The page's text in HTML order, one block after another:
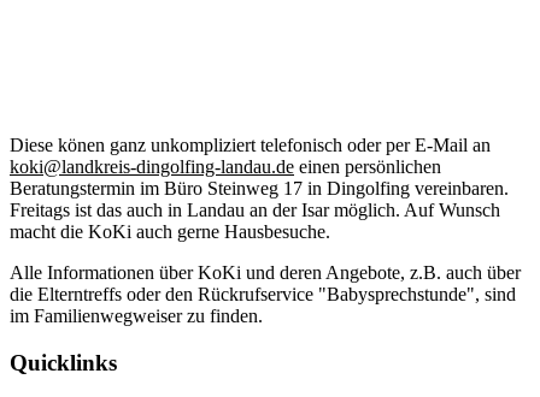
Diese könen ganz unkompliziert telefonisch oder per E-Mail an
koki@landkreis-dingolfing-landau.de einen persönlichen
Beratungstermin im Büro Steinweg 17 in Dingolfing vereinbaren.
Freitags ist das auch in Landau an der Isar möglich. Auf Wunsch
macht die KoKi auch gerne Hausbesuche.
Alle Informationen über KoKi und deren Angebote, z.B. auch über
die Elterntreffs oder den Rückrufservice "Babysprechstunde", sind
im Familienwegweiser zu finden.
Quicklinks